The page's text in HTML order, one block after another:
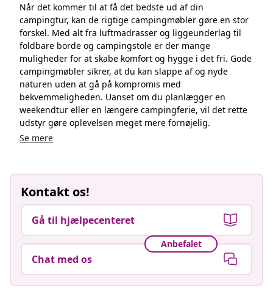
Når det kommer til at få det bedste ud af din
campingtur, kan de rigtige campingmøbler gøre en stor
forskel. Med alt fra luftmadrasser og liggeunderlag til
foldbare borde og campingstole er der mange
muligheder for at skabe komfort og hygge i det fri. Gode
campingmøbler sikrer, at du kan slappe af og nyde
naturen uden at gå på kompromis med
bekvemmeligheden. Uanset om du planlægger en
weekendtur eller en længere campingferie, vil det rette
udstyr gøre oplevelsen meget mere fornøjelig.
Se mere
Kontakt os!
Gå til hjælpecenteret
Anbefalet
Chat med os